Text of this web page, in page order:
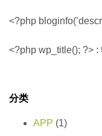
<?php
<?php wp_title(); ?>
分类
APP (1)